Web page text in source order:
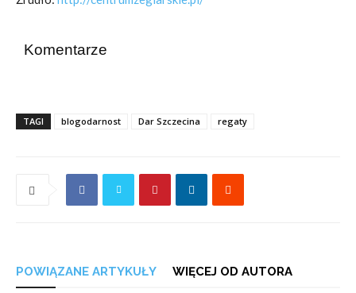
Komentarze
TAGI blogodarnost Dar Szczecina regaty
POWIĄZANE ARTYKUŁY WIĘCEJ OD AUTORA